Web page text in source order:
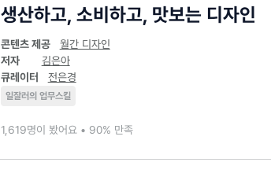
생산하고, 소비하고, 맛보는 디자인
콘텐츠 제공
월간 디자인
저자
김은아
큐레이터
전은경
일잘러의 업무스킬
1,619명이 봤어요 • 90% 만족